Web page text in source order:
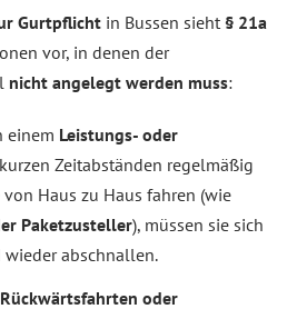
Gurtpflicht in Bussen sieht § 21a
vor, in denen der
nicht angelegt werden muss:
einem Leistungs- oder
Zeitabständen regelmäßig
Haus zu Haus fahren (wie
Paketzusteller), müssen sie sich
abschnallen.
Rückwärtsfahrten oder